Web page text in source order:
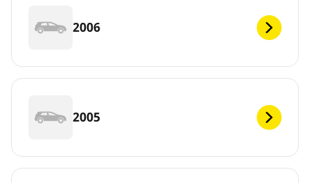
2006
2005